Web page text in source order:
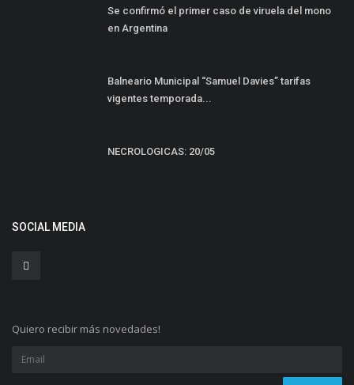
Se confirmó el primer caso de viruela del mono
en Argentina
Balneario Municipal “Samuel Davies” tarifas
vigentes temporada...
NECROLOGICAS: 20/05
SOCIAL MEDIA
Quiero recibir más novedades!